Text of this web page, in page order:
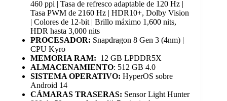
460 ppi | Tasa de refresco adaptable de 120 Hz |
Tasa PWM de 2160 Hz | HDR10+, Dolby Vision
| Colores de 12-bit | Brillo máximo 1,600 nits,
HDR hasta 3,000 nits
PROCESADOR: Snapdragon 8 Gen 3 (4nm) |
CPU Kyro
MEMORIA RAM: 12 GB LPDDR5X
ALMACENAMIENTO: 512 GB 4.0
SISTEMA OPERATIVO: HyperOS sobre
Android 14
CÁMARAS TRASERAS: Sensor Light Hunter